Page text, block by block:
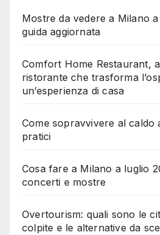
Mostre da vedere a Milano
guida aggiornata
Comfort Home Restaurant,
ristorante che trasforma
un’esperienza di casa
Come sopravvivere al caldo
pratici
Cosa fare a Milano a luglio
concerti e mostre
Overtourism: quali sono le
colpite e le alternative da